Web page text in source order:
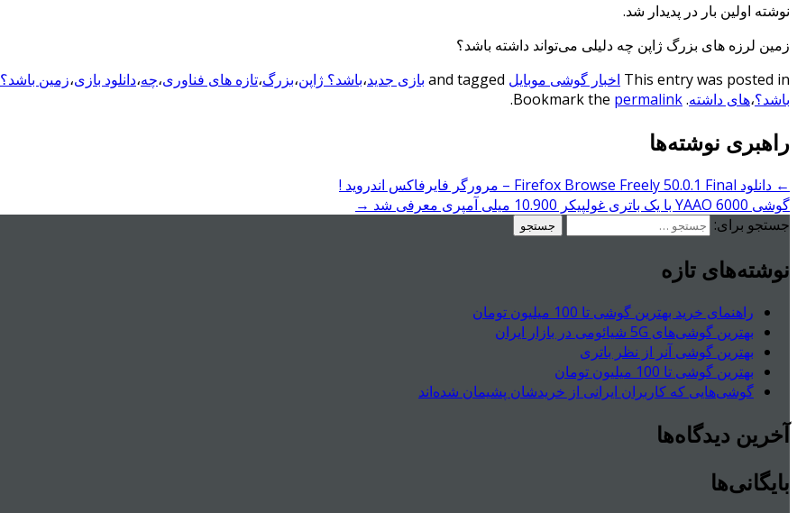
نوشته اولین بار در پدیدار شد.
زمین لرزه های بزرگ ژاپن چه دلیلی می‌تواند داشته باشد؟
This entry was posted in اخبار گوشی موبایل بازی جدید،باشد؟ ژاپن،بزرگ،تازه های فناوری،چه،دانلود بازی،زمین باشد؟
باشد؟،های داشته. Bookmark the
permalink
.
راهبری نوشته‌ها
← دانلود Firefox Browse Freely 50.0.1 Final – مرورگر فایرفاکس اندروید !
گوشی YAAO 6000 با یک باتری غولپیکر 10.900 میلی‌ آمپری معرفی شد
→
جستجو برای:
نوشته‌های تازه
راهنمای خرید بهترین گوشی تا 100 میلیون تومان
بهترین گوشی‌های 5G شیائومی در بازار ایران
بهترین گوشی آنر از نظر باتری
بهترین گوشی تا 100 میلیون تومان
گوشی‌هایی که کاربران ایرانی از خریدشان پشیمان شده‌اند
آخرین دیدگاه‌ها
بایگانی‌ها